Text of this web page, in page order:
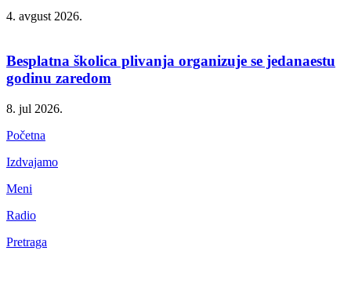
4. avgust 2026.
Besplatna školica plivanja organizuje se jedanaestu
godinu zaredom
8. jul 2026.
Početna
Izdvajamo
Meni
Radio
Pretraga